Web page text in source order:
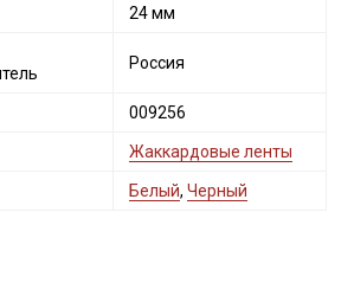
24 мм
Россия
009256
Жаккардовые ленты
Белый, Черный